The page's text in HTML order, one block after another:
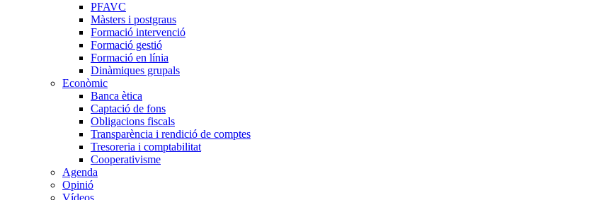
PFAVC
Màsters i postgraus
Formació intervenció
Formació gestió
Formació en línia
Dinàmiques grupals
Econòmic
Banca ètica
Captació de fons
Obligacions fiscals
Transparència i rendició de comptes
Tresoreria i comptabilitat
Cooperativisme
Agenda
Opinió